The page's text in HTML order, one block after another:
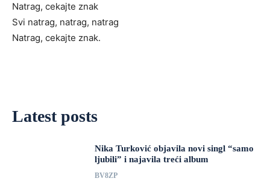
Natrag, cekajte znak
Svi natrag, natrag, natrag
Natrag, cekajte znak.
Latest posts
Nika Turković objavila novi singl “samo
ljubili” i najavila treći album
BV8ZP